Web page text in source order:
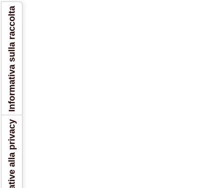
Informativa sulla raccolta